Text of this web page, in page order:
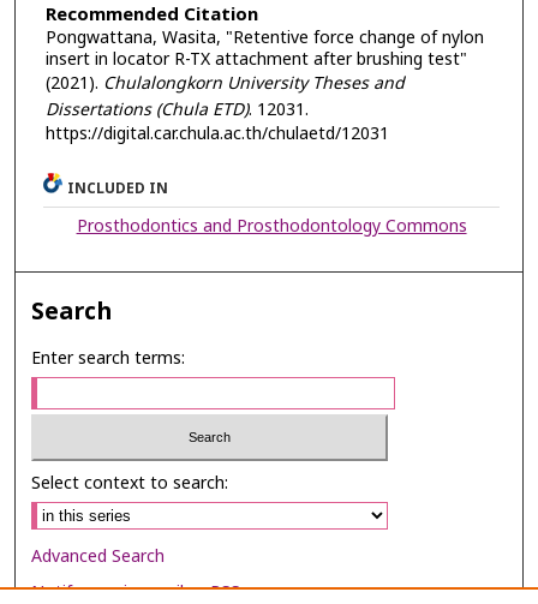
Recommended Citation
Pongwattana, Wasita, "Retentive force change of nylon
insert in locator R-TX attachment after brushing test"
(2021). Chulalongkorn University Theses and
Dissertations (Chula ETD). 12031.
https://digital.car.chula.ac.th/chulaetd/12031
INCLUDED IN
Prosthodontics and Prosthodontology Commons
Search
Enter search terms:
Select context to search:
Advanced Search
Notify me via email orRSS